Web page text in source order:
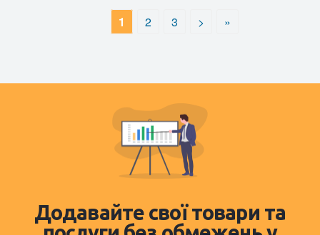
1 2 3 > »
Додавайте свої товари та